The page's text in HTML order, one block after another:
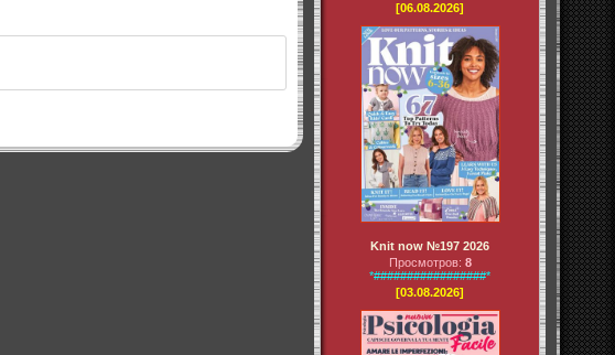
[06.08.2026]
Knit now №197 2026
Просмотров: 8
*#################*
[03.08.2026]